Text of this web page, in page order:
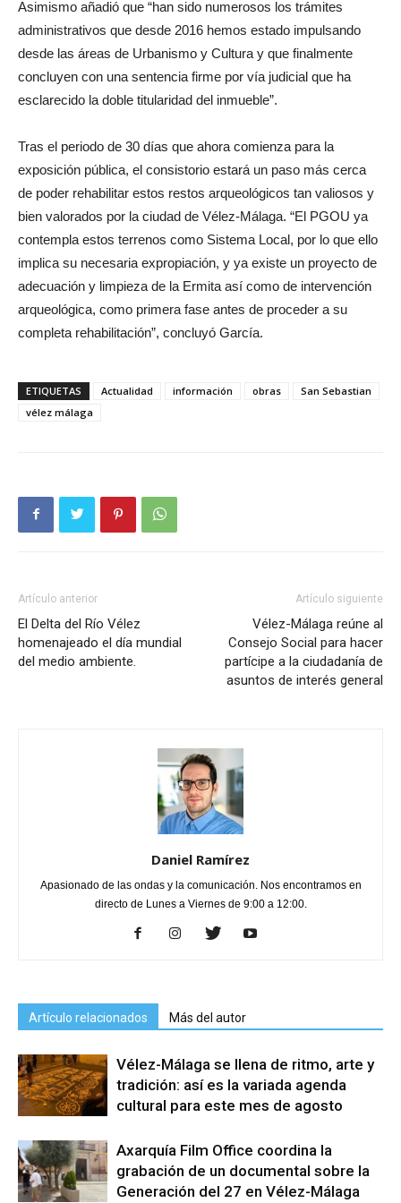
Asimismo añadió que “han sido numerosos los trámites
administrativos que desde 2016 hemos estado impulsando
desde las áreas de Urbanismo y Cultura y que finalmente
concluyen con una sentencia firme por vía judicial que ha
esclarecido la doble titularidad del inmueble”.
Tras el periodo de 30 días que ahora comienza para la
exposición pública, el consistorio estará un paso más cerca
de poder rehabilitar estos restos arqueológicos tan valiosos y
bien valorados por la ciudad de Vélez-Málaga. “El PGOU ya
contempla estos terrenos como Sistema Local, por lo que ello
implica su necesaria expropiación, y ya existe un proyecto de
adecuación y limpieza de la Ermita así como de intervención
arqueológica, como primera fase antes de proceder a su
completa rehabilitación”, concluyó García.
ETIQUETAS Actualidad información obras
San Sebastian
vélez málaga
Artículo anterior
El Delta del Río Vélez
homenajeado el día mundial
del medio ambiente.
Artículo siguiente
Vélez-Málaga reúne al
Consejo Social para hacer
partícipe a la ciudadanía de
asuntos de interés general
Daniel Ramírez
Apasionado de las ondas y la comunicación. Nos encontramos en
directo de Lunes a Viernes de 9:00 a 12:00.
Artículo relacionados Más del autor
Vélez-Málaga se llena de ritmo, arte y
tradición: así es la variada agenda
cultural para este mes de agosto
Axarquía Film Office coordina la
grabación de un documental sobre la
Generación del 27 en Vélez-Málaga